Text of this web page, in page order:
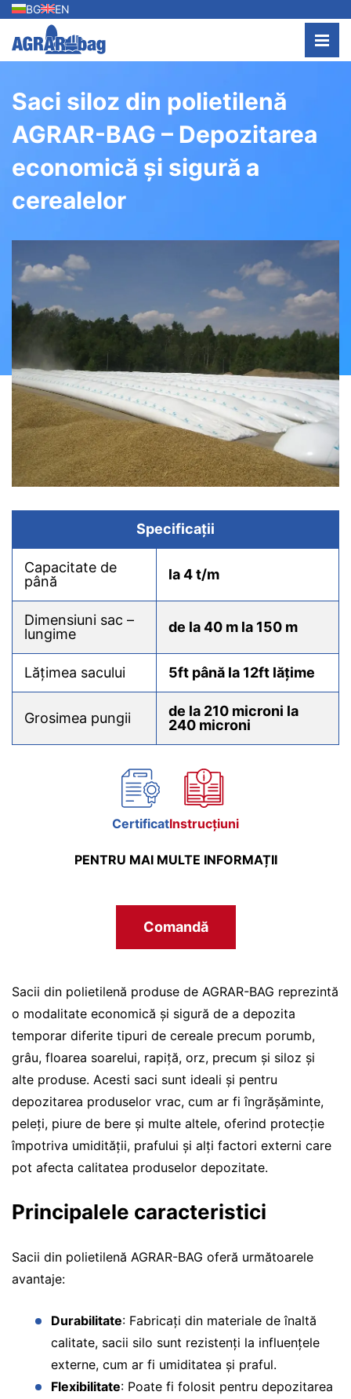
BG EN
Saci siloz din polietilenă
AGRAR-BAG – Depozitarea
economică și sigură a
cerealelor
Specificații
Capacitate de
până
la 4 t/m
Dimensiuni sac –
lungime
de la 40 m la 150 m
Lățimea sacului 5ft până la 12ft lățime
Grosimea pungii
de la 210 microni la
240 microni
CertificatInstrucțiuni
PENTRU MAI MULTE INFORMAȚII
Comandă
Sacii din polietilenă produse de AGRAR-BAG reprezintă
o modalitate economică și sigură de a depozita
temporar diferite tipuri de cereale precum porumb,
grâu, floarea soarelui, rapiță, orz, precum și siloz și
alte produse. Acesti saci sunt ideali și pentru
depozitarea produselor vrac, cum ar fi îngrășăminte,
peleți, piure de bere și multe altele, oferind protecție
împotriva umidității, prafului și alți factori externi care
pot afecta calitatea produselor depozitate.
Principalele caracteristici
Sacii din polietilenă AGRAR-BAG oferă următoarele
avantaje:
Durabilitate: Fabricați din materiale de înaltă
calitate, sacii silo sunt rezistenți la influențele
externe, cum ar fi umiditatea și praful.
Flexibilitate: Poate fi folosit pentru depozitarea